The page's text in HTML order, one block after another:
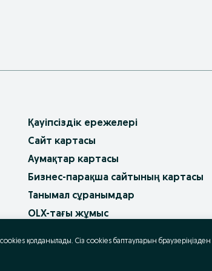
Қауіпсіздік ережелері
Сайт картасы
Аумақтар картасы
Бизнес-парақша сайтының картасы
Танымал сұранымдар
OLX-тағы жұмыс
cookies қолданылады. Сіз cookies баптауларын